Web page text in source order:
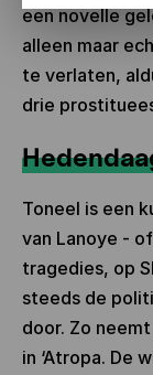
een novelle
alleen maar
te verlaten,
drie
Toneel is een
van Lanoye -
tragedies, op
steeds de
door. Zo
in ‘Atropa. De